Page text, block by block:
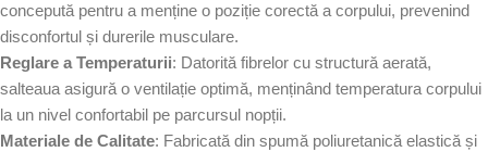
concepută pentru a menține o poziție corectă a corpului, prevenind
disconfortul și durerile musculare.
Reglare a Temperaturii: Datorită fibrelor cu structură aerată,
salteaua asigură o ventilație optimă, menținând temperatura corpului
la un nivel confortabil pe parcursul nopții.
Materiale de Calitate: Fabricată din spumă poliuretanică elastică și